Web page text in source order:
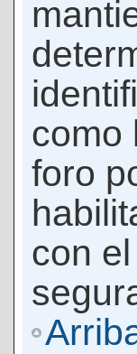
como
foro
con